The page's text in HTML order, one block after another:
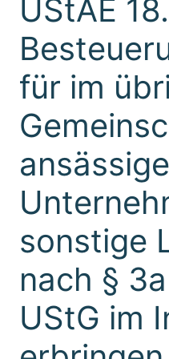
UStAE
für im
ansässige
sonstige
nach §
UStG im